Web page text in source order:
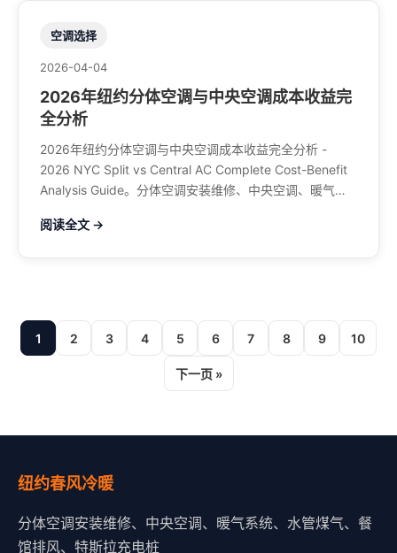
空调选择
2026-04-04
2026年纽约分体空调与中央空调成本收益完
全分析
2026年纽约分体空调与中央空调成本收益完全分析 -
2026 NYC Split vs Central AC Complete Cost-Benefit
Analysis Guide。分体空调安装维修、中央空调、暖气系
708-8979
阅读全文 →
1 2 3 4 5 6 7 8 9 10
下一页 »
纽约春风冷暖
分体空调安装维修、中央空调、暖气系统、水管煤气、餐
馆排风、特斯拉充电桩